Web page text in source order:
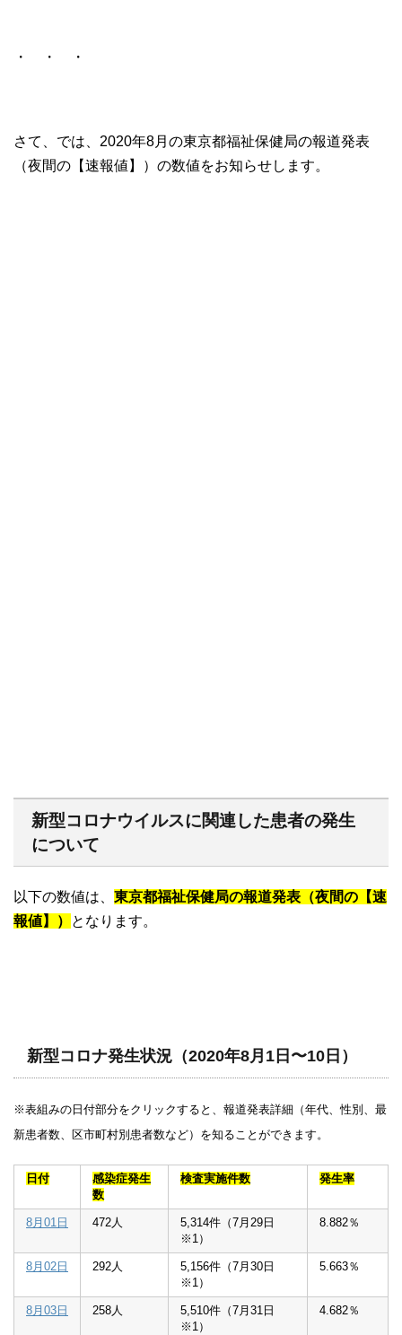
・ ・ ・
さて、では、2020年8月の東京都福祉保健局の報道発表
（夜間の【速報値】）の数値をお知らせします。
新型コロナウイルスに関連した患者の発生
について
以下の数値は、 東京都福祉保健局の報道発表（夜間の【速
報値】）
となります。
新型コロナ発生状況（2020年8月1日〜10日）
※表組みの日付部分をクリックすると、報道発表詳細（年代、性別、最
新患者数、区市町村別患者数など）を知ることができます。
日付
感染症発生
数
検査実施件数 発生率
8月01日 472人
5,314件（7月29日
※1）
8.882％
8月02日 292人
5,156件（7月30日
※1）
5.663％
8月03日 258人
5,510件（7月31日
※1）
4.682％